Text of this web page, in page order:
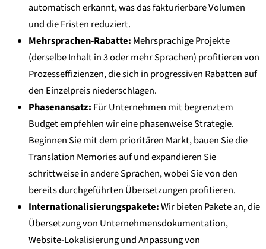
automatisch erkannt, was das fakturierbare Volumen
und die Fristen reduziert.
Mehrsprachen-Rabatte: Mehrsprachige Projekte
(derselbe Inhalt in 3 oder mehr Sprachen) profitieren von
Prozesseffizienzen, die sich in progressiven Rabatten auf
den Einzelpreis niederschlagen.
Phasenansatz: Für Unternehmen mit begrenztem
Budget empfehlen wir eine phasenweise Strategie.
Beginnen Sie mit dem prioritären Markt, bauen Sie die
Translation Memories auf und expandieren Sie
schrittweise in andere Sprachen, wobei Sie von den
bereits durchgeführten Übersetzungen profitieren.
Internationalisierungspakete:Wir bieten Pakete an, die
Übersetzung von Unternehmensdokumentation,
Website-Lokalisierung und Anpassung von